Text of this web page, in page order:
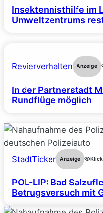
Insektennisthilfe im
Umweltzentrums
Revierverhalten Anzeige
In der Partnerstadt
Rundflüge möglich
StadtTicker Anzeige
POL-LIP: Bad
Betrugsversuch mit